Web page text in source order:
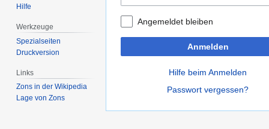
Angemeldet bleiben
Anmelden
Hilfe beim Anmelden
Passwort vergessen?
Hilfe
Werkzeuge
Spezialseiten
Druckversion
Links
Zons in der Wikipedia
Lage von Zons